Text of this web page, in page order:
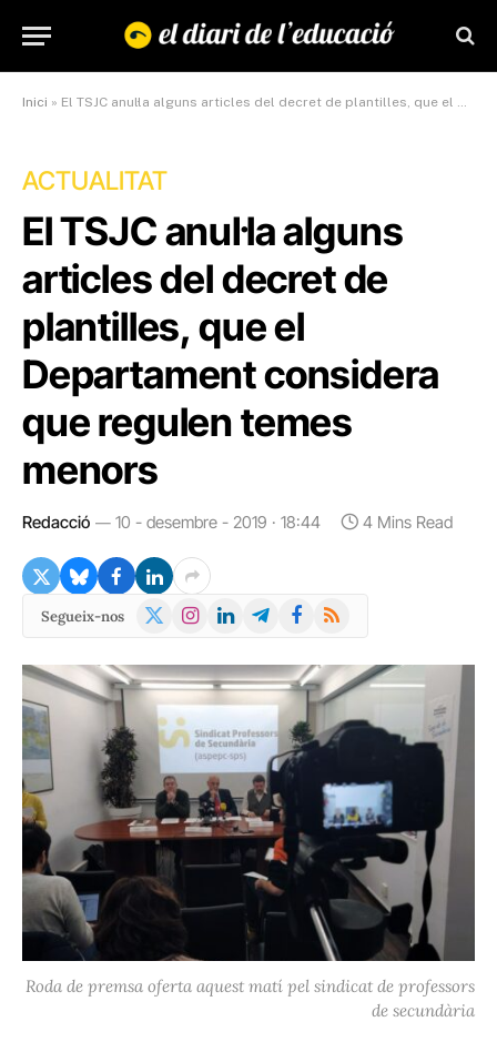
Inici » El TSJC anul·la alguns articles del decret de plantilles, que el Departament considera que regulen temes menors
ACTUALITAT
El TSJC anul·la alguns
articles del decret de
plantilles, que el
Departament considera
que regulen temes
menors
Redacció 10 - desembre - 2019 · 18:44 4 Mins Read
Segueix-nos
X
Instagram
LinkedInTelegramFacebook
RSS
Roda de premsa oferta aquest matí pel sindicat de professors
de secundària